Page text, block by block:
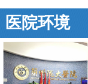
医院环境